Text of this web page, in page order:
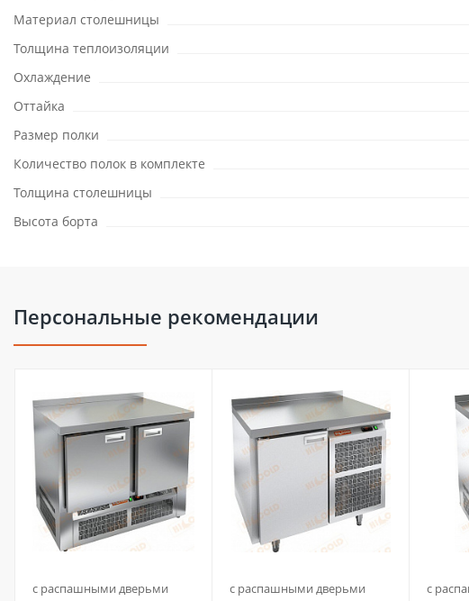
Материал столешницы
Толщина теплоизоляции
Охлаждение
Оттайка
Размер полки
Количество полок в комплекте
Толщина столешницы
Высота борта
Персональные рекомендации
с распашными дверьми с распашными дверьми с